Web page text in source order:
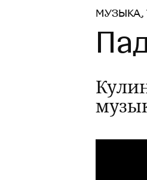
МУЗЫКА,